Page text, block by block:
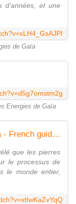
d'années, et une
de Gaïa
Energies de Gaïa
Méditation de l'Émeraude d'Agartha - French guided audio
que les pierres
le processus de
le monde entier,